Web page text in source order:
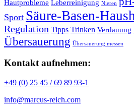
Hautprobleme Leberreinigung Nieren
Sport Säure-Basen-
Regulation Tipps Trinken Verdauung
Übersauerung Übersäuerung messen
Kontakt aufnehmen:
+49 (0) 25 45 / 69 89 93-1
info@marcus-reich.com